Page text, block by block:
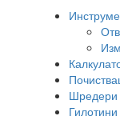
Шредери
Гилотини